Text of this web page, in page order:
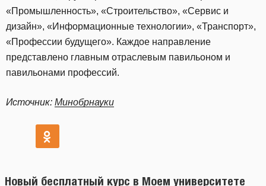
«Промышленность», «Строительство», «Сервис и
дизайн», «Информационные технологии», «Транспорт»,
«Профессии будущего». Каждое направление
представлено главным отраслевым павильоном и
павильонами профессий.
Источник: Минобрнауки
Новый бесплатный курс в Моем университете